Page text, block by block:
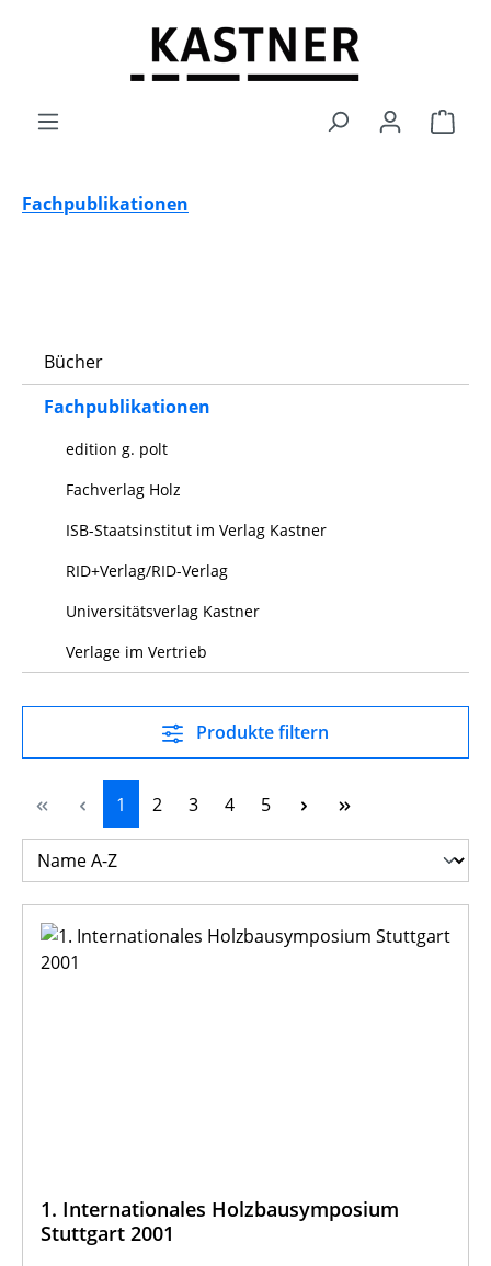
Zum Hauptinhalt springen
Fachpublikationen
Bücher
Fachpublikationen
edition g. polt
Fachverlag Holz
ISB-Staatsinstitut im Verlag Kastner
RID+Verlag/RID-Verlag
Universitätsverlag Kastner
Verlage im Vertrieb
Produkte filtern
Seite
1 Seite
2 Seite
3 Seite
4 Seite
5
1. Internationales Holzbausymposium
Stuttgart 2001